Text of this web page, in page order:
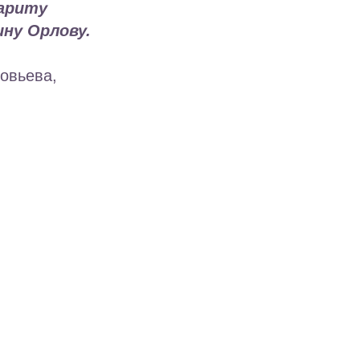
Орлову.